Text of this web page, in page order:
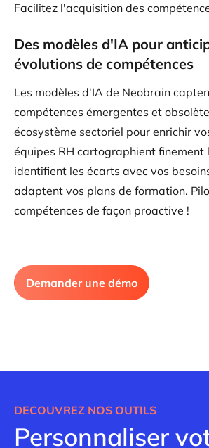
Facilitez l'acquisition des
Des modèles d'IA pour
évolutions de compétences
Les modèles d'IA de Neobrain
compétences émergentes et
écosystème sectoriel pour enrichir
équipes RH cartographient finement
identifient les écarts avec vos
adaptent vos plans de formation.
compétences de façon proactive !
Demander une démo
DECOUVREZ NOS OUTILS
Personnaliser